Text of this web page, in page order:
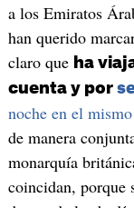
a los Emiratos
han querido
claro que ha
cuenta y por
noche en el
de manera
monarquía
coincidan, porque